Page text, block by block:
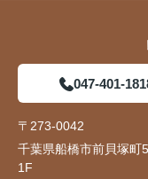
047-401-
〒273-0042
千葉県船橋市前貝塚町
1F